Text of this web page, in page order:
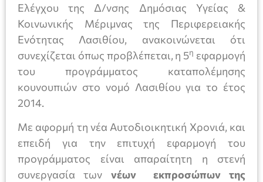
Ελέγχου της Δ/νσης Δημόσιας Υγείας &
Κοινωνικής Μέριμνας της Περιφερειακής
Ενότητας Λασιθίου, ανακοινώνεται ότι
συνεχίζεται όπως προβλέπεται, η 5η εφαρμογή
του προγράμματος καταπολέμησης
κουνουπιών στο νομό Λασιθίου για το έτος
2014.
Με αφορμή τη νέα Αυτοδιοικητική Χρονιά, και
επειδή για την επιτυχή εφαρμογή του
προγράμματος είναι απαραίτητη η στενή
συνεργασία των νέων εκπροσώπων της